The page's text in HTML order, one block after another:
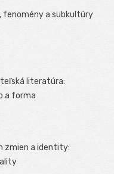
fenomény a subkultúry
literatúra:
a forma
zmien a identity: